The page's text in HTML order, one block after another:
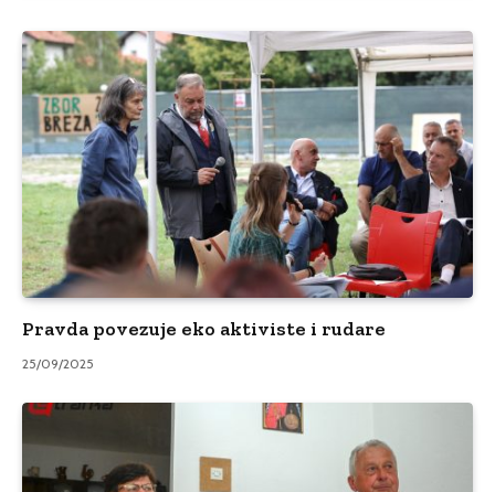
Pravda povezuje eko aktiviste i rudare
25/09/2025